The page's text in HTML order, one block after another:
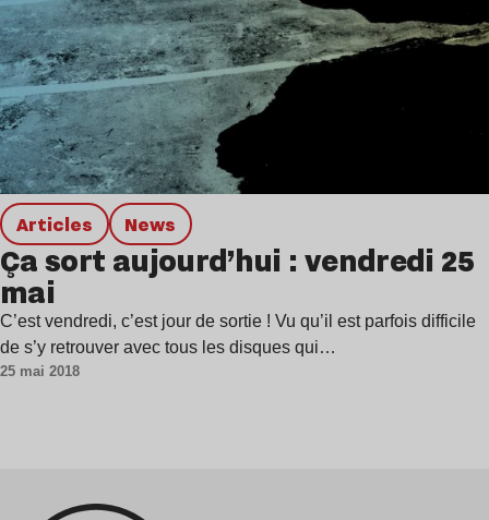
Articles news
Ça sort aujourd’hui : vendredi 25
mai
C’est vendredi, c’est jour de sortie ! Vu qu’il est parfois difficile
de s’y retrouver avec tous les disques qui…
25 mai 2018